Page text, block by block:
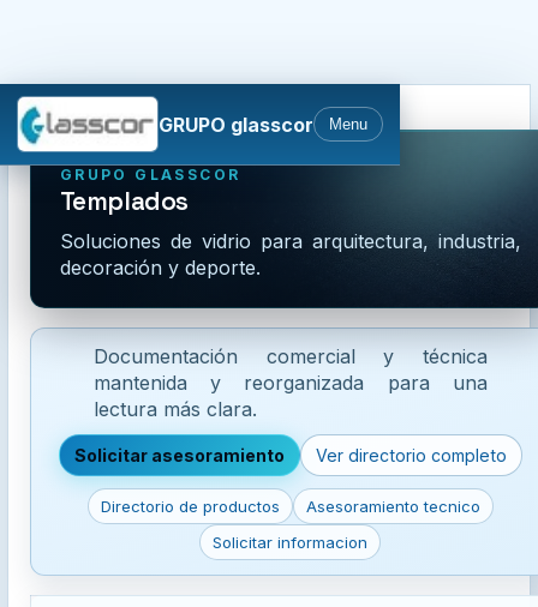
GRUPO glasscor Menu
Ocultar Menú
GRUPO GLASSCOR
Templados
Soluciones de vidrio para arquitectura, industria,
decoración y deporte.
Documentación comercial y técnica
mantenida y reorganizada para una
lectura más clara.
Solicitar asesoramiento Ver directorio completo
Directorio de productos
Asesoramiento tecnico
Solicitar informacion